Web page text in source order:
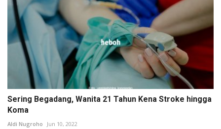
Sering Begadang, Wanita 21 Tahun Kena Stroke hingga
Koma
Aldi Nugroho Jun 10, 2022